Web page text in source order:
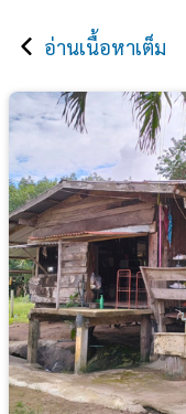
อ่านเนื้อหาเต็ม